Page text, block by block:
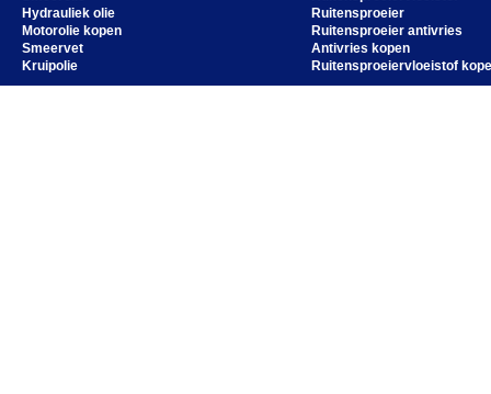
Hydrauliek olie
Motorolie kopen
Smeervet
Kruipolie
Ruitensproeier
Ruitensproeier antivries
Antivries kopen
Ruitensproeiervloeistof